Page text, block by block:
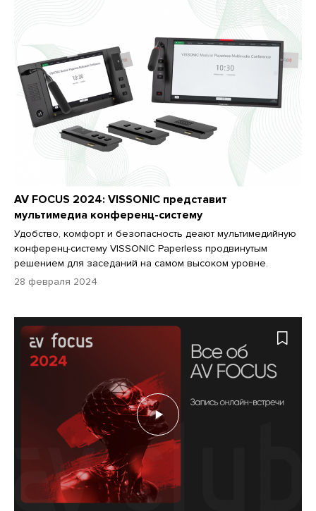
AV FOCUS 2024: VISSONIC представит
мультимедиа конференц-систему
Удобство, комфорт и безопасность деают мультимедийную
конференц-систему VISSONIC Paperless продвинутым
решением для заседаний на самом высоком уровне.
28 февраля 2024